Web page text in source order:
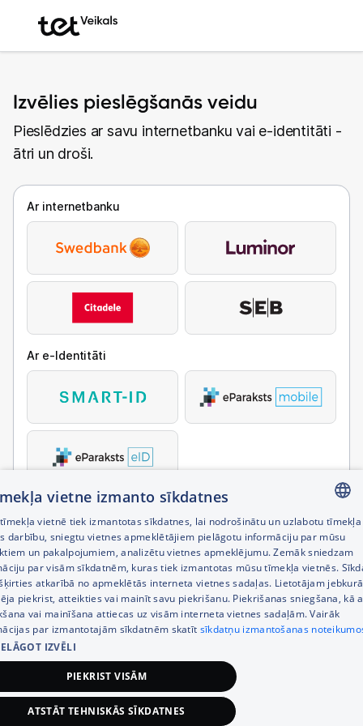
Izvēlies pieslēgšanās veidu
Pieslēdzies ar savu internetbanku vai e-identitāti -
ātri un droši.
Ar internetbanku
Ar e-Identitāti
LATVIAN
RUSSIAN
ENGLISH
vietne izmanto sīkdatnes
vietnē tiek izmantotas sīkdatnes, lai nodrošinātu un uzlabotu tīmekļa
darbību, sniegtu vietnes apmeklētājiem pielāgotu informāciju par mūsu
un pakalpojumiem, analizētu vietnes apmeklējumu. Zemāk sniedzam
par visām sīkdatnēm, kuras tiek izmantotas mūsu tīmekļa vietnēs.
atkarībā no apmeklētās interneta vietnes sadaļas. Lietotājam
piekrist, atteikties vai mainīt savu piekrišanu. Piekrišanas sniegšana, kā
vai mainīšana attiecas uz visām interneta vietnes sadaļām. Vairāk
par izmantotajām sīkdatnēm skatīt sīkdatņu izmantošanas
IZVĒLI
PIEKRIST VISĀM
ATSTĀT TEHNISKĀS SĪKDATNES